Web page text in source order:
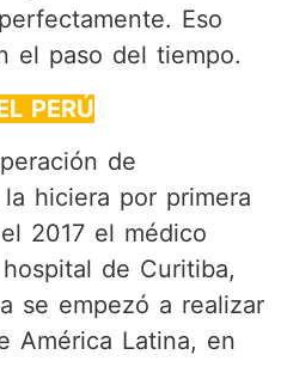
Eso
el paso del tiempo.
PERÚ
de
hiciera por primera
2017 el médico
de Curitiba,
se empezó a realizar
América Latina, en